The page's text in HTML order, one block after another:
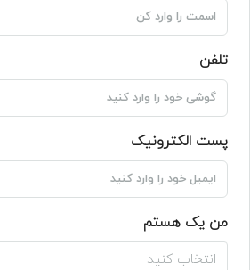
تلفن
پست الکترونیک
من یک هستم
انتخاب کنید